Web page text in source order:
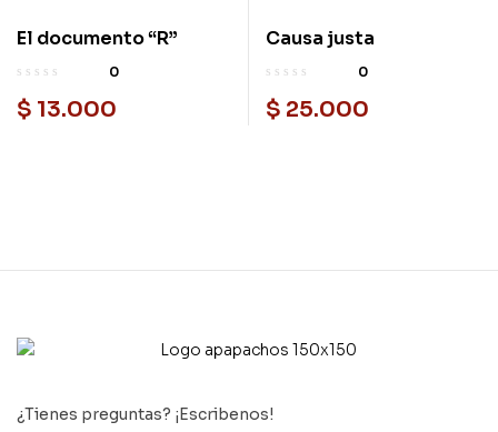
El documento “R”
0
$ 13.000
Causa justa
0
$ 25.000
¿Tienes preguntas? ¡Escribenos!